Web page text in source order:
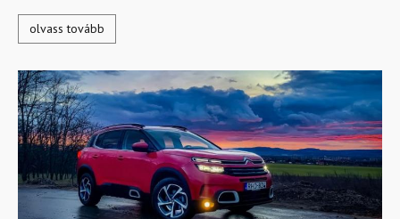
olvass tovább